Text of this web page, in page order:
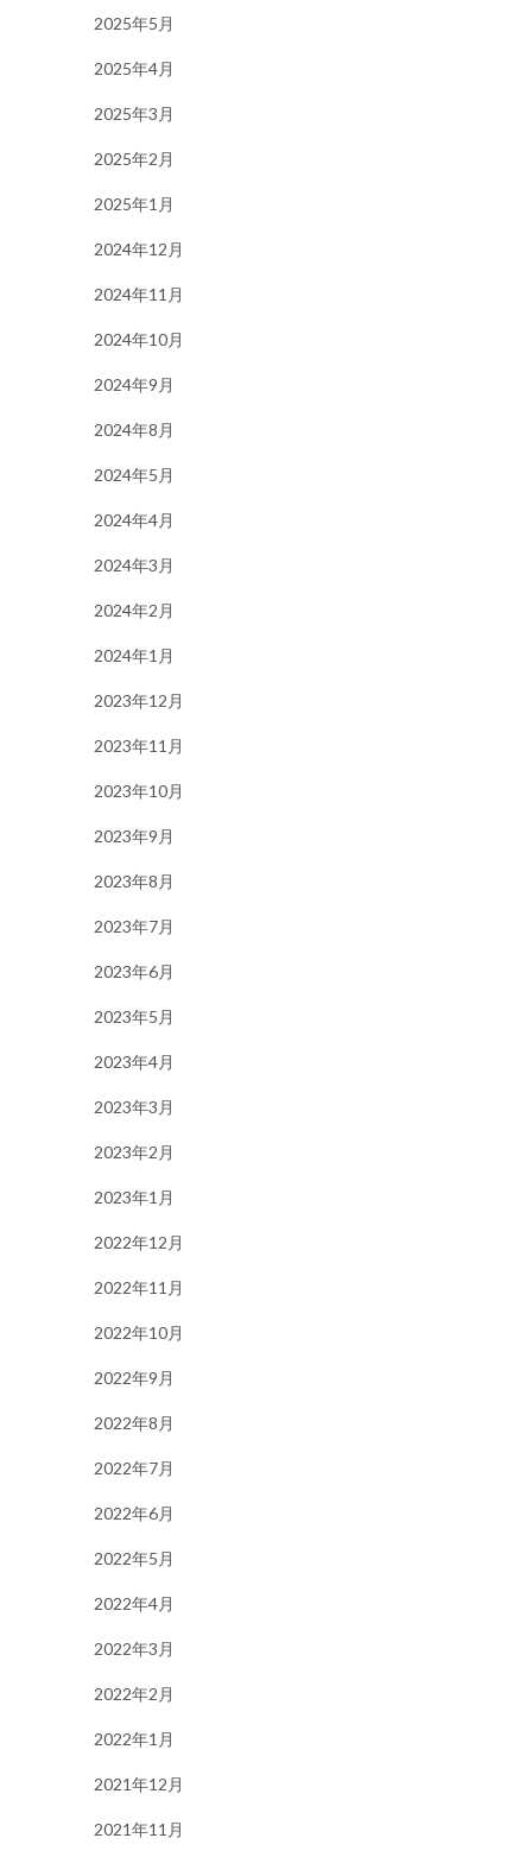
2025年5月
2025年4月
2025年3月
2025年2月
2025年1月
2024年12月
2024年11月
2024年10月
2024年9月
2024年8月
2024年5月
2024年4月
2024年3月
2024年2月
2024年1月
2023年12月
2023年11月
2023年10月
2023年9月
2023年8月
2023年7月
2023年6月
2023年5月
2023年4月
2023年3月
2023年2月
2023年1月
2022年12月
2022年11月
2022年10月
2022年9月
2022年8月
2022年7月
2022年6月
2022年5月
2022年4月
2022年3月
2022年2月
2022年1月
2021年12月
2021年11月